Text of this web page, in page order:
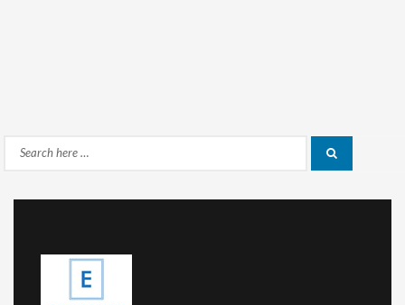
Search